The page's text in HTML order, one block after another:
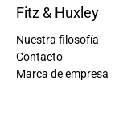
Fitz & Huxley
Nuestra filosofía
Contacto
Marca de empresa